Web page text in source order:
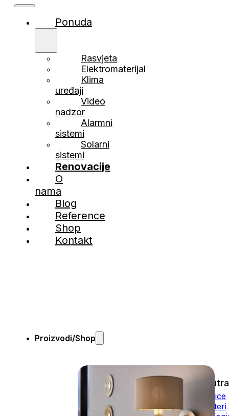
Ponuda
Rasvjeta
Elektromaterijal
Klima
uređaji
Video
nadzor
Alarmni
sistemi
Solarni
sistemi
Renovacije
O
nama
Blog
Reference
Shop
Kontakt
Proizvodi/Shop
Visilice
Lusteri